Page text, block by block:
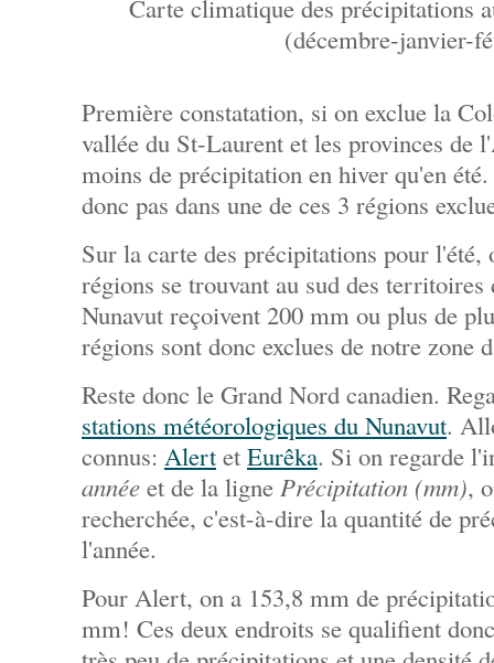
Carte climatique des précipitations
(décembre-janvier-
Première constatation, si on exclue la
vallée du St-Laurent et les provinces de
moins de précipitation en hiver qu'en
donc pas dans une de ces 3 régions
Sur la carte des précipitations pour l'été,
régions se trouvant au sud des
Nunavut reçoivent 200 mm ou plus de
régions sont donc exclues de notre zone
Reste donc le Grand Nord canadien.
stations météorologiques du Nunavut.
connus: Alertet Eurêka. Si on regarde
année et de la ligne Précipitation (mm),
recherchée, c'est-à-dire la quantité de
l'année.
Pour Alert, on a 153,8 mm de
mm! Ces deux endroits se qualifient